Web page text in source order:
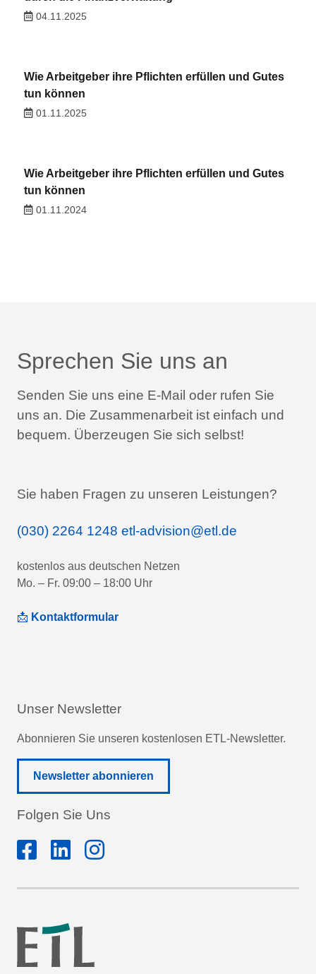
04.11.2025
Wie Arbeitgeber ihre Pflichten erfüllen und Gutes
tun können
01.11.2025
Wie Arbeitgeber ihre Pflichten erfüllen und Gutes
tun können
01.11.2024
Sprechen Sie uns an
Senden Sie uns eine E-Mail oder rufen Sie
uns an. Die Zusammenarbeit ist einfach und
bequem. Überzeugen Sie sich selbst!
Sie haben Fragen zu unseren Leistungen?
(030) 2264 1248 etl-advision@etl.de
kostenlos aus deutschen Netzen
Mo. – Fr. 09:00 – 18:00 Uhr
📩 Kontaktformular
Unser Newsletter
Abonnieren Sie unseren kostenlosen ETL-Newsletter.
Newsletter abonnieren
Folgen Sie Uns